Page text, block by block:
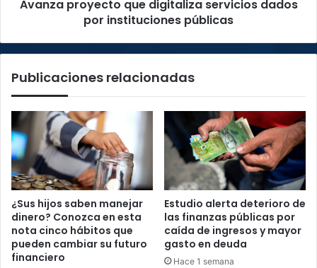
Avanza proyecto que digitaliza servicios dados
por instituciones públicas
Publicaciones relacionadas
¿Sus hijos saben manejar
dinero? Conozca en esta
nota cinco hábitos que
pueden cambiar su futuro
financiero
Estudio alerta deterioro de
las finanzas públicas por
caída de ingresos y mayor
gasto en deuda
Hace 1 semana